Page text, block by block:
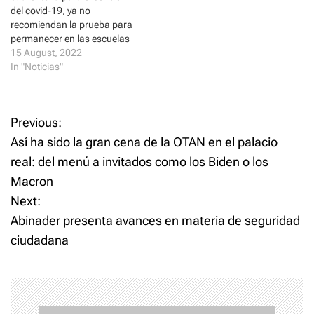
del covid-19, ya no
recomiendan la prueba para
permanecer en las escuelas
15 August, 2022
In "Noticias"
P
o
s
t
n
a
v
Previous:
Así ha sido la gran cena de la OTAN en el palacio
real: del menú a invitados como los Biden o los
Macron
Next:
Abinader presenta avances en materia de seguridad
ciudadana